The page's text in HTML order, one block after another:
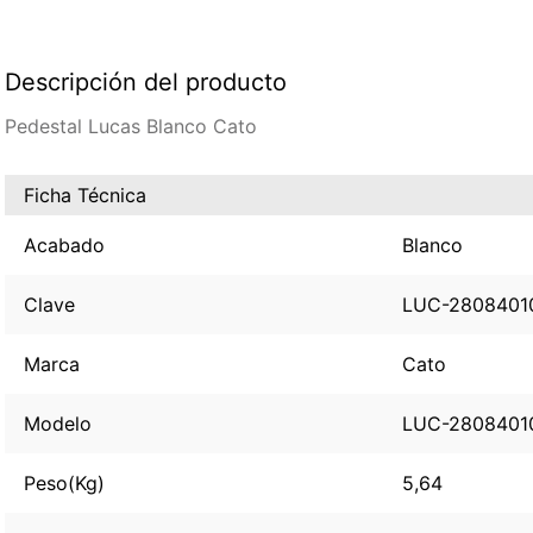
Descripción del producto
Pedestal Lucas Blanco Cato
Ficha Técnica
Acabado Blanco
Clave LUC-
Marca Cato
Modelo LUC-
Peso(Kg) 5,64